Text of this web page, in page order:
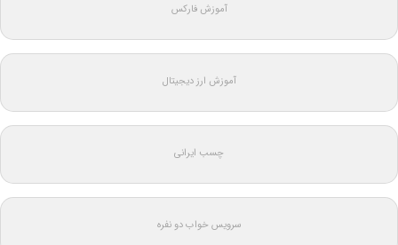
آموزش فارکس
آموزش ارز دیجیتال
چسب ایرانی
سرویس خواب دو نفره